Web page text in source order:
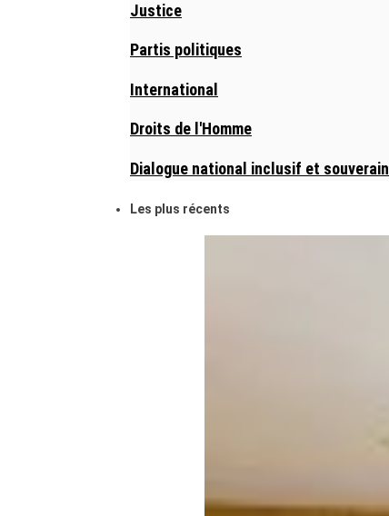
Justice
Partis politiques
International
Droits de l'Homme
Dialogue national inclusif et souverain
Les plus récents